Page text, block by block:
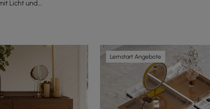
Licht und
Lernstart Angebote